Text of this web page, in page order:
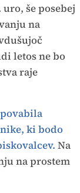
še posebej
na
letos ne bo
raje
ki bodo
Na
na prostem